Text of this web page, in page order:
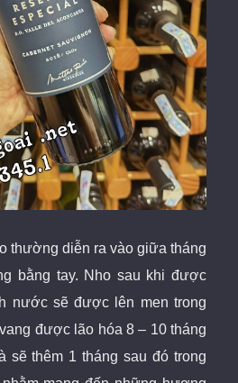
thường diễn ra vào giữa tháng
bằng tay. Nho sau khi được
nước sẽ được lên men trong
được lão hóa 8 – 10 tháng
sẽ thêm 1 tháng sau đó trong